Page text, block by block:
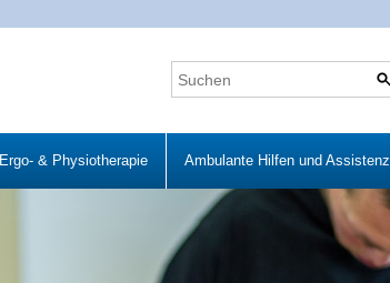
Ergo- & Physiotherapie Ambulante Hilfen und Assistenz